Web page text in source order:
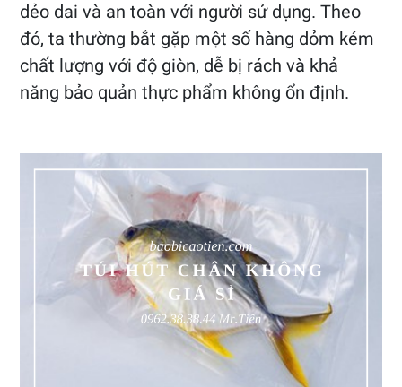
dẻo dai và an toàn với người sử dụng. Theo
đó, ta thường bắt gặp một số hàng dỏm kém
chất lượng với độ giòn, dễ bị rách và khả
năng bảo quản thực phẩm không ổn định.